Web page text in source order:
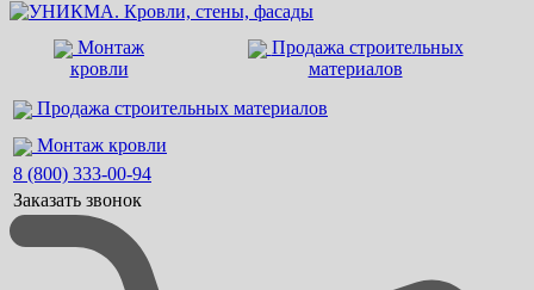
Монтаж
кровли
Продажа строительных
материалов
Продажа строительных материалов
Монтаж кровли
8 (800) 333-00-94
Заказать звонок